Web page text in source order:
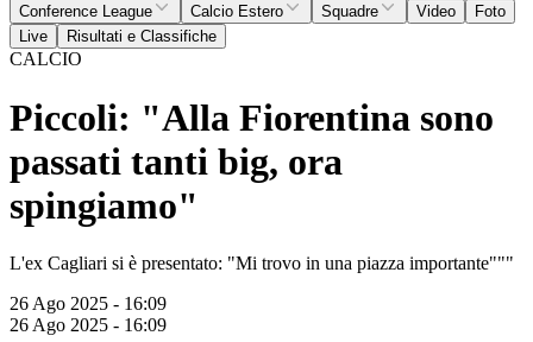
Conference League
Calcio Estero Squadre Video
Foto
Live
Risultati e Classifiche
CALCIO
Piccoli: "Alla Fiorentina sono
passati tanti big, ora
spingiamo"
L'ex Cagliari si è presentato: "Mi trovo in una piazza importante"""
26 Ago 2025 - 16:09
26 Ago 2025 - 16:09